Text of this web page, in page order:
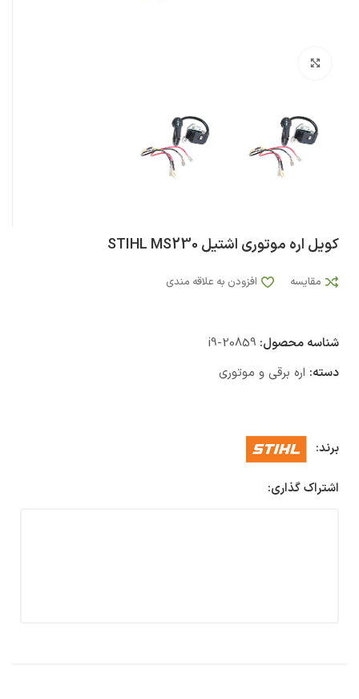
کویل اره موتوری اشتیل STIHL MS230
مقایسه افزودن به علاقه مندی
شناسه محصول: i9-20859
دسته: اره برقی و موتوری
برند:
اشتراک گذاری: